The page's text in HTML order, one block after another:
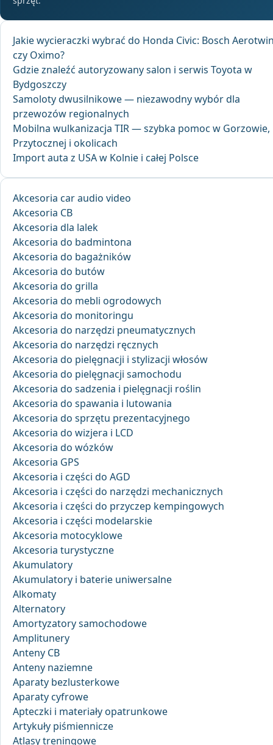
Jakie wycieraczki wybrać do Honda Civic: Bosch
czy Oximo?
Gdzie znaleźć autoryzowany salon i serwis Toyota w
Bydgoszczy
Samoloty dwusilnikowe — niezawodny wybór dla
przewozów regionalnych
Mobilna wulkanizacja TIR — szybka pomoc w Gorzowie,
Przytocznej i okolicach
Import auta z USA w Kolnie i całej Polsce
Akcesoria car audio video
Akcesoria CB
Akcesoria dla lalek
Akcesoria do badmintona
Akcesoria do bagażników
Akcesoria do butów
Akcesoria do grilla
Akcesoria do mebli ogrodowych
Akcesoria do monitoringu
Akcesoria do narzędzi pneumatycznych
Akcesoria do narzędzi ręcznych
Akcesoria do pielęgnacji i stylizacji włosów
Akcesoria do pielęgnacji samochodu
Akcesoria do sadzenia i pielęgnacji roślin
Akcesoria do spawania i lutowania
Akcesoria do sprzętu prezentacyjnego
Akcesoria do wizjera i LCD
Akcesoria do wózków
Akcesoria GPS
Akcesoria i części do AGD
Akcesoria i części do narzędzi mechanicznych
Akcesoria i części do przyczep kempingowych
Akcesoria i części modelarskie
Akcesoria motocyklowe
Akcesoria turystyczne
Akumulatory
Akumulatory i baterie uniwersalne
Alkomaty
Alternatory
Amortyzatory samochodowe
Amplitunery
Anteny CB
Anteny naziemne
Aparaty bezlusterkowe
Aparaty cyfrowe
Apteczki i materiały opatrunkowe
Artykuły piśmiennicze
Atlasy treningowe